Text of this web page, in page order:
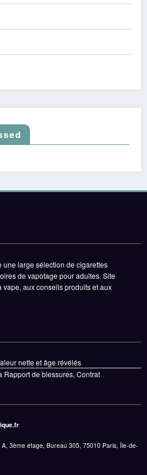
large sélection de cigarettes
de vapotage pour adultes. Site
aux conseils produits et aux
nette et âge révélés
Rapport de blessures, Contrat
3ème étage, Bureau 305, 75010 Paris, Île-de-